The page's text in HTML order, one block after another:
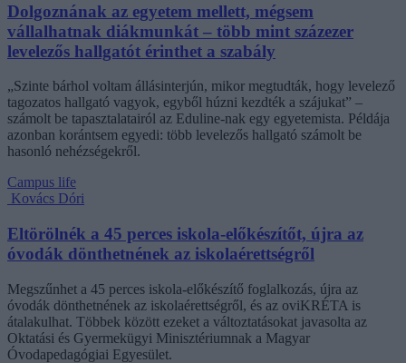
Dolgoznának az egyetem mellett, mégsem
vállalhatnak diákmunkát – több mint százezer
levelezős hallgatót érinthet a szabály
„Szinte bárhol voltam állásinterjún, mikor megtudták, hogy levelező
tagozatos hallgató vagyok, egyből húzni kezdték a szájukat” –
számolt be tapasztalatairól az Eduline-nak egy egyetemista. Példája
azonban korántsem egyedi: több levelezős hallgató számolt be
hasonló nehézségekről.
Campus life
Kovács Dóri
Eltörölnék a 45 perces iskola-előkészítőt, újra az
óvodák dönthetnének az iskolaérettségről
Megszűnhet a 45 perces iskola-előkészítő foglalkozás, újra az
óvodák dönthetnének az iskolaérettségről, és az oviKRÉTA is
átalakulhat. Többek között ezeket a változtatásokat javasolta az
Oktatási és Gyermekügyi Minisztériumnak a Magyar
Óvodapedagógiai Egyesület.